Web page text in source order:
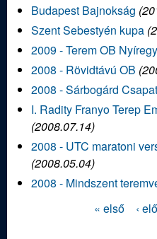
s
z
Budapest Bajnokság (
Szent Sebestyén kupa (
2009 - Terem OB
2008 - Rövidtávú OB (
2008 - Sárbogárd
I. Radity Franyo Terep
(2008.07.14)
2008 - UTC maratoni
(2008.05.04)
2008 - Mindszent
« első ‹